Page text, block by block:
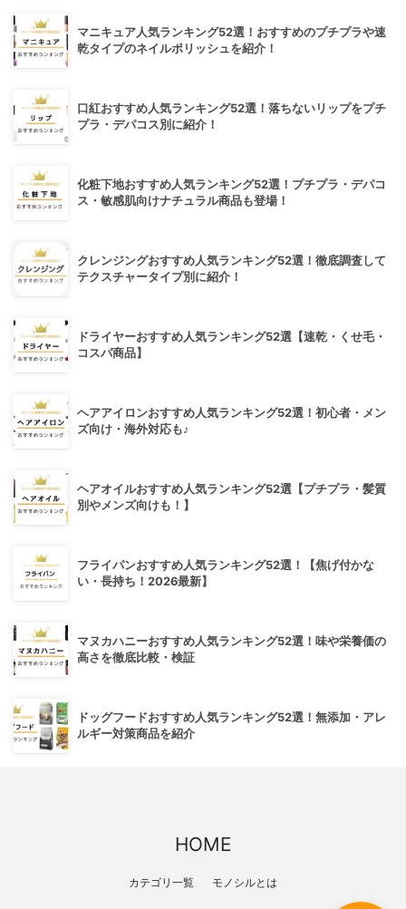
マニキュア人気ランキング52選！おすすめのプチプラや速
乾タイプのネイルポリッシュを紹介！
口紅おすすめ人気ランキング52選！落ちないリップをプチ
プラ・デパコス別に紹介！
化粧下地おすすめ人気ランキング52選！プチプラ・デパコ
ス・敏感肌向けナチュラル商品も登場！
クレンジングおすすめ人気ランキング52選！徹底調査して
テクスチャータイプ別に紹介！
ドライヤーおすすめ人気ランキング52選【速乾・くせ毛・
コスパ商品】
ヘアアイロンおすすめ人気ランキング52選！初心者・メン
ズ向け・海外対応も♪
ヘアオイルおすすめ人気ランキング52選【プチプラ・髪質
別やメンズ向けも！】
フライパンおすすめ人気ランキング52選！【焦げ付かな
い・長持ち！2026最新】
マヌカハニーおすすめ人気ランキング52選！味や栄養価の
高さを徹底比較・検証
ドッグフードおすすめ人気ランキング52選！無添加・アレ
ルギー対策商品を紹介
HOME
カテゴリ一覧 モノシルとは